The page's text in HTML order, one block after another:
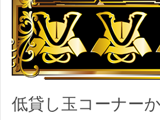
低貸し玉コーナー